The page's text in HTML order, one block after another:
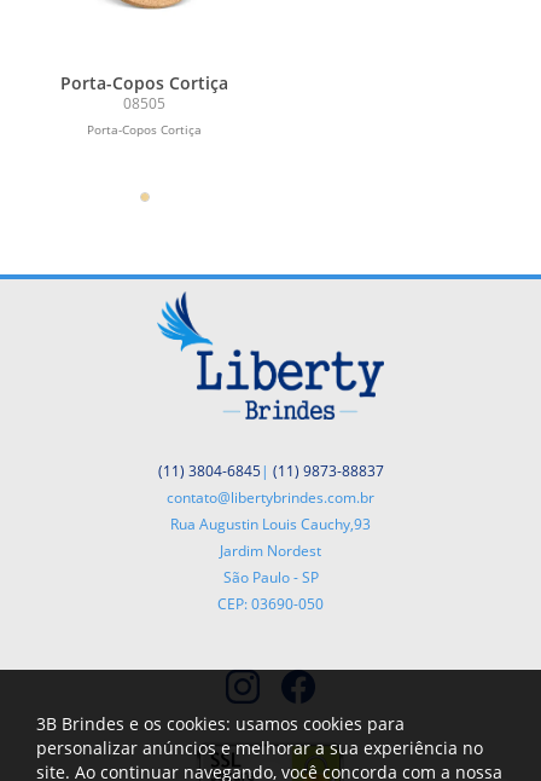
Porta-Copos Cortiça
08505
Porta-Copos Cortiça
(11) 3804-6845| (11) 9873-88837
contato@libertybrindes.com.br
Rua Augustin Louis Cauchy,93
Jardim Nordest
São Paulo - SP
CEP: 03690-050
3B Brindes e os cookies: usamos cookies para
personalizar anúncios e melhorar a sua experiência no
site. Ao continuar navegando, você concorda com a nossa